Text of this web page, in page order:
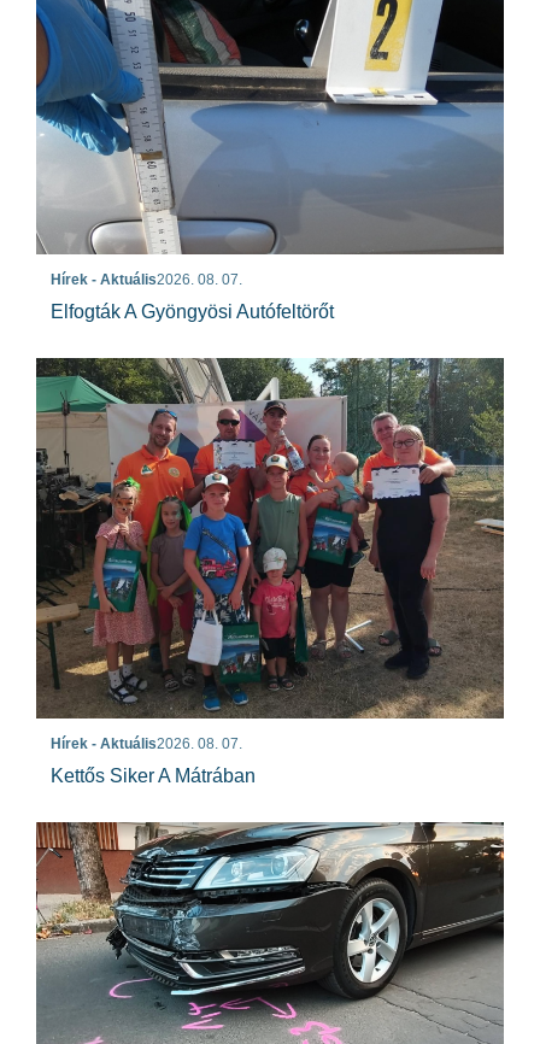
Hírek - Aktuális2026. 08. 07.
Elfogták A Gyöngyösi Autófeltörőt
Hírek - Aktuális2026. 08. 07.
Kettős Siker A Mátrában